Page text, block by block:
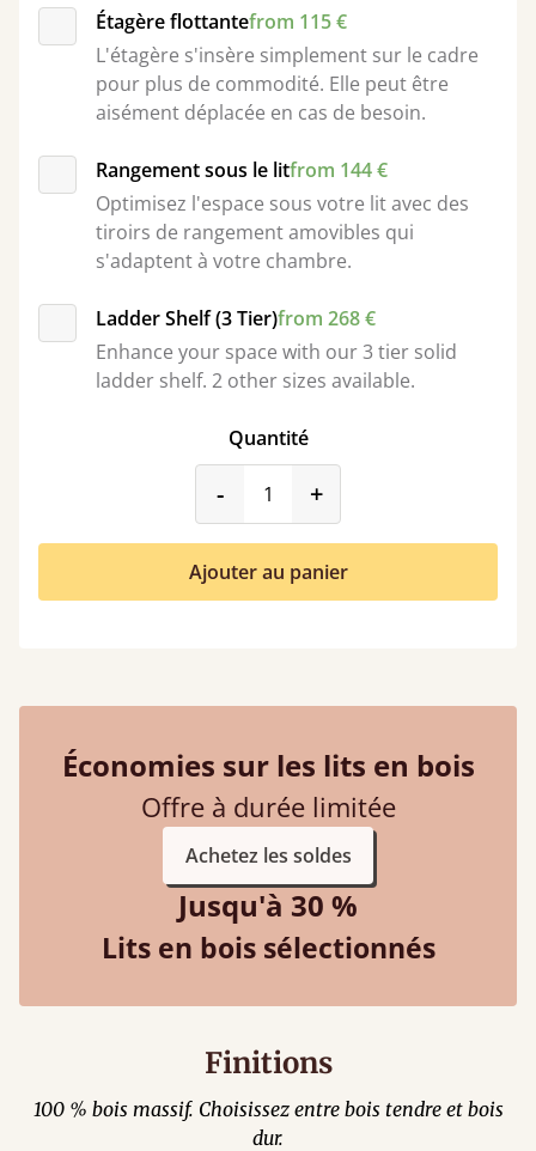
Étagère flottantefrom 115 €
L'étagère s'insère simplement sur le cadre
pour plus de commodité. Elle peut être
aisément déplacée en cas de besoin.
Rangement sous le litfrom 144 €
Optimisez l'espace sous votre lit avec des
tiroirs de rangement amovibles qui
s'adaptent à votre chambre.
Ladder Shelf (3 Tier)from 268 €
Enhance your space with our 3 tier solid
ladder shelf. 2 other sizes available.
Quantité
-product_form.decrease
+
Ajouter au panier
Économies sur les lits en bois
Offre à durée limitée
Achetez les soldes
Jusqu'à 30 %
Lits en bois sélectionnés
Finitions
100 % bois massif. Choisissez entre bois tendre et bois
dur.